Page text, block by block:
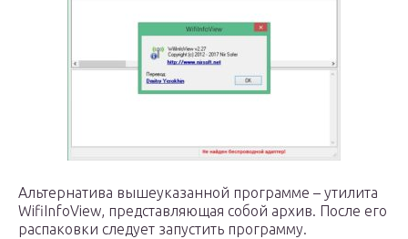
Альтернатива вышеуказанной программе – утилита
WifiInfoView, представляющая собой архив. После его
распаковки следует запустить программу.